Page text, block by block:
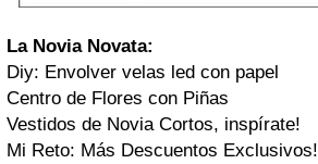
La Novia Novata:
Diy: Envolver velas led con papel
Centro de Flores con Piñas
Vestidos de Novia Cortos, inspírate!
Mi Reto: Más Descuentos Exclusivos!